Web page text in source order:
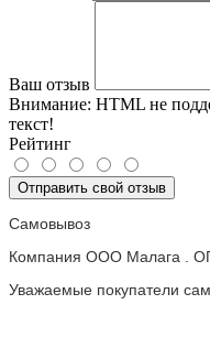
Ваш отзыв
Внимание: HTML не
текст!
Рейтинг
Отправить свой отзыв
Самовывоз
Компания ООО Малага .
Уважаемые покупатели